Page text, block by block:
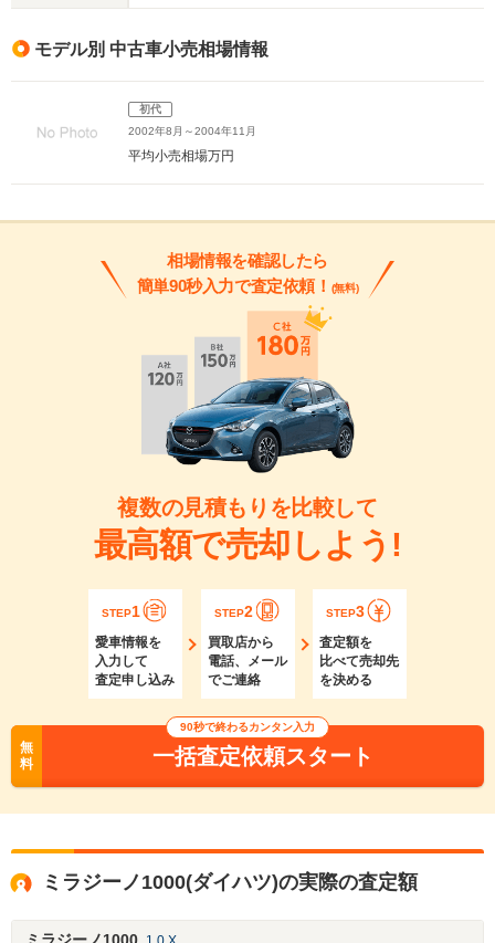
モデル別 中古車小売相場情報
初代
2002年8月～2004年11月
平均小売相場万円
相場情報を確認したら
簡単90秒入力で査定依頼！ (無料)
複数の見積もりを比較して
最高額で売却しよう!
STEP1
愛車情報を
入力して
査定申し込み
STEP2
買取店から
電話、メール
でご連絡
STEP3
査定額を
比べて売却先
を決める
無
料
90秒で終わるカンタン入力
一括査定依頼スタート
ミラジーノ1000(ダイハツ)の実際の査定額